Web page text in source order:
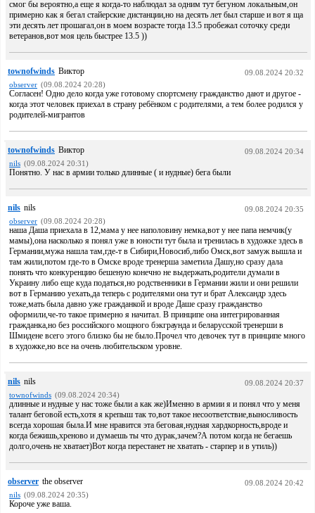
смог бы вероятно,а еще я когда-то наблюдал за одним тут бегуном локальным,он
примерно как я бегал стайерские дистанции,но на десять лет был старше и вот я ща
эти десять лет прошагал,он в моем возрасте тогда 13.5 пробежал соточку среди
ветеранов,вот моя цель быстрее 13.5 ))
townofwinds Виктор
09.08.2024 20:32
observer (09.08.2024 20:28)
Согласен! Одно дело когда уже готовому спортсмену гражданство дают и другое -
когда этот человек приехал в страну ребёнком с родителями, а тем более родился у
родителей-мигрантов
townofwinds Виктор
09.08.2024 20:34
nils (09.08.2024 20:31)
Понятно. У нас в армии только длинные ( и нудные) бега были
nils nils
09.08.2024 20:35
observer (09.08.2024 20:28)
наша Даша приехала в 12,мама у нее наполовину немка,вот у нее папа немчик(у
мамы),она насколько я понял уже в юности тут была и тренилась в художке здесь в
Германии,мужа нашла там,где-т в Сибири,Новосиб,либо Омск,вот замуж вышла и
там жили,потом где-то в Омске вроде тренерша заметила Дашу,но сразу дала
понять что конкуренцию бешеную конечно не выдержать,родители думали в
Украину либо еще куда податься,но родственники в Германии жили и они решили
вот в Германию уехать,да теперь с родителями она тут и брат Александр здесь
тоже,мать была давно уже гражданкой и вроде Даше сразу гражданство
оформили,че-то такое примерно я начитал. В принципе она интегрированная
гражданка,но без российского мощного бэкграунда и беларусской тренерши в
Шмидене всего этого близко бы не было.Прочел что девочек тут в принципе много
в художке,но все на очень любительском уровне.
nils nils
09.08.2024 20:37
townofwinds (09.08.2024 20:34)
длинные и нудные у нас тоже были а как же)Именно в армии я и понял что у меня
талант беговой есть,хотя я крепыш так то,вот такое несоответствие,выносливость
всегда хорошая была.И мне нравится эта беговая,нудная хардкорность,вроде и
когда бежишь,хреново и думаешь ты что дурак,зачем?А потом когда не бегаешь
долго,очень не хватает)Вот когда перестанет не хватать - старпер и в утиль))
observer the observer
09.08.2024 20:42
nils (09.08.2024 20:35)
Короче уже ваша.